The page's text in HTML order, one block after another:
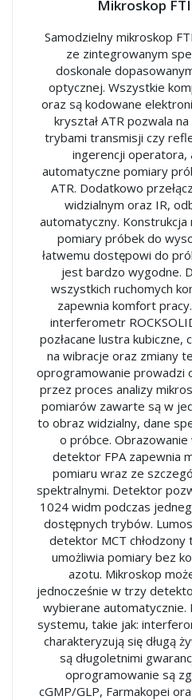
Mikroskop
Samodzielny mikroskop
ze zintegrowanym
doskonale
optycznej. Wszystkie
oraz są kodowane
kryształ ATR pozwala
trybami transmisji czy
ingerencji operatora,
automatyczne pomiary
ATR. Dodatkowo
widzialnym oraz IR,
automatyczny. Konstrukcja
pomiary próbek do
łatwemu dostępowi do
jest bardzo wygodne.
wszystkich ruchomych
zapewnia komfort
interferometr
pozłacane lustra
na wibracje oraz zmiany
oprogramowanie prowadzi
przez proces analizy
pomiarów zawarte są w
to obraz widzialny, dane
o próbce.
detektor FPA zapewnia
pomiaru wraz ze
spektralnymi. Detektor
1024 widm podczas
dostępnych trybów.
detektor MCT
umożliwia pomiary bez
azotu. Mikroskop
jednocześnie w trzy
wybierane automatycznie.
systemu, takie jak:
charakteryzują się długą
są długoletnimi
oprogramowanie są
cGMP/GLP, Farmakopei